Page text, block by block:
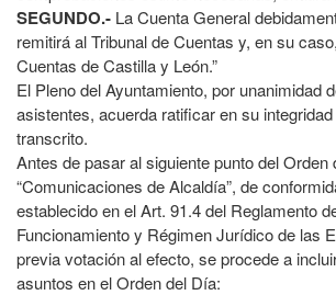
SEGUNDO.- La Cuenta General
remitirá al Tribunal de Cuentas y, en su
Cuentas de Castilla y León.”
El Pleno del Ayuntamiento, por unanimidad
asistentes, acuerda ratificar en su
transcrito.
Antes de pasar al siguiente punto del Orden
“Comunicaciones de Alcaldía”, de
establecido en el Art. 91.4 del Reglamento
Funcionamiento y Régimen Jurídico de las
previa votación al efecto, se procede a
asuntos en el Orden del Día: